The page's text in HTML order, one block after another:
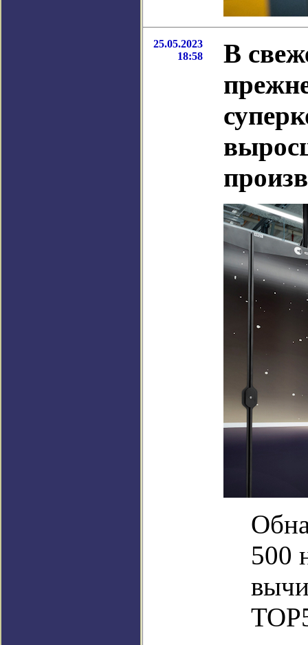
25.05.2023
18:58
В
500